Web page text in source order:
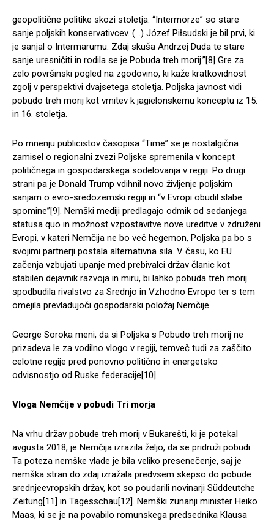
geopolitične politike skozi stoletja. “Intermorze” so stare
sanje poljskih konservativcev. (…) Józef Piłsudski je bil prvi, ki
je sanjal o Intermarumu. Zdaj skuša Andrzej Duda te stare
sanje uresničiti in rodila se je Pobuda treh morij.”[8] Gre za
zelo površinski pogled na zgodovino, ki kaže kratkovidnost
zgolj v perspektivi dvajsetega stoletja. Poljska javnost vidi
pobudo treh morij kot vrnitev k jagielonskemu konceptu iz 15.
in 16. stoletja.
Po mnenju publicistov časopisa “Time” se je nostalgična
zamisel o regionalni zvezi Poljske spremenila v koncept
političnega in gospodarskega sodelovanja v regiji. Po drugi
strani pa je Donald Trump vdihnil novo življenje poljskim
sanjam o evro-sredozemski regiji in “v Evropi obudil slabe
spomine”[9]. Nemški mediji predlagajo odmik od sedanjega
statusa quo in možnost vzpostavitve nove ureditve v združeni
Evropi, v kateri Nemčija ne bo več hegemon, Poljska pa bo s
svojimi partnerji postala alternativna sila. V času, ko EU
začenja vzbujati upanje med prebivalci držav članic kot
stabilen dejavnik razvoja in miru, bi lahko pobuda treh morij
spodbudila rivalstvo za Srednjo in Vzhodno Evropo ter s tem
omejila prevladujoči gospodarski položaj Nemčije.
George Soroka meni, da si Poljska s Pobudo treh morij ne
prizadeva le za vodilno vlogo v regiji, temveč tudi za zaščito
celotne regije pred ponovno politično in energetsko
odvisnostjo od Ruske federacije[10].
Vloga Nemčije v pobudi Tri morja
Na vrhu držav pobude treh morij v Bukarešti, ki je potekal
avgusta 2018, je Nemčija izrazila željo, da se pridruži pobudi.
Ta poteza nemške vlade je bila veliko presenečenje, saj je
nemška stran do zdaj izražala predvsem skepso do pobude
srednjeevropskih držav, kot so poudarili novinarji Süddeutche
Zeitung[11] in Tagesschau[12]. Nemški zunanji minister Heiko
Maas, ki se je na povabilo romunskega predsednika Klausa